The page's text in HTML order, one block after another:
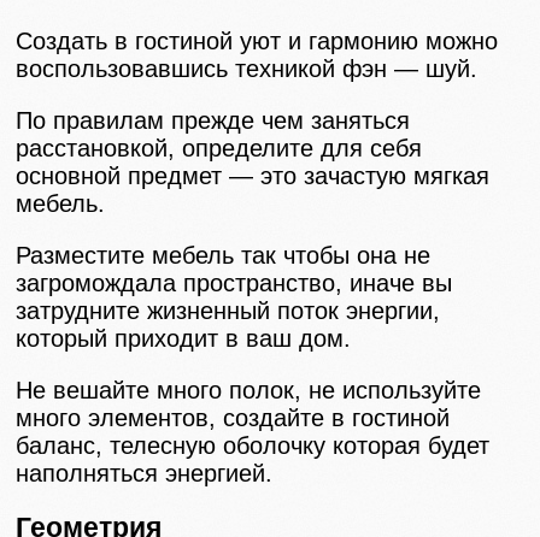
Создать в гостиной уют и гармонию можно
воспользовавшись техникой фэн — шуй.
По правилам прежде чем заняться
расстановкой, определите для себя
основной предмет — это зачастую мягкая
мебель.
Разместите мебель так чтобы она не
загромождала пространство, иначе вы
затрудните жизненный поток энергии,
который приходит в ваш дом.
Не вешайте много полок, не используйте
много элементов, создайте в гостиной
баланс, телесную оболочку которая будет
наполняться энергией.
Геометрия